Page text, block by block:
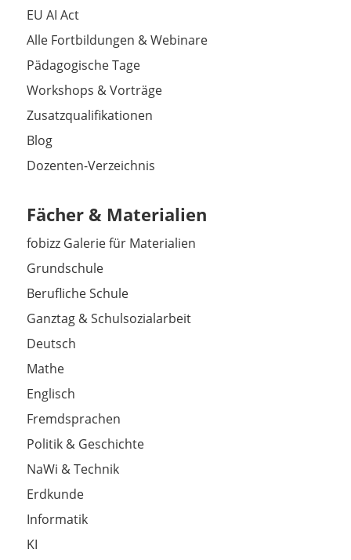
EU AI Act
Alle Fortbildungen & Webinare
Pädagogische Tage
Workshops & Vorträge
Zusatzqualifikationen
Blog
Dozenten-Verzeichnis
Fächer & Materialien
fobizz Galerie für Materialien
Grundschule
Berufliche Schule
Ganztag & Schulsozialarbeit
Deutsch
Mathe
Englisch
Fremdsprachen
Politik & Geschichte
NaWi & Technik
Erdkunde
Informatik
KI